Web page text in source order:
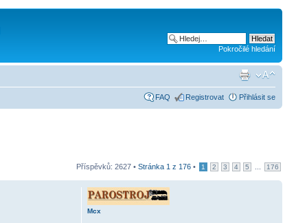
Pokročilé hledání
FAQ Registrovat Přihlásit se
Příspěvků: 2627 • Stránka 1 z 176 • 1 2 3 4 5 176
Mcx